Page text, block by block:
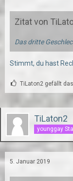
Zitat von
Das dritte
Stimmt, du hast
TiLaton2 gefällt das.
TiLaton2
younggay
5. Januar 2019